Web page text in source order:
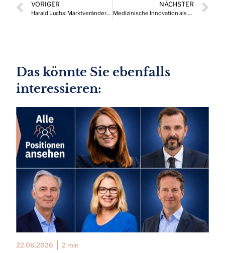
VORIGER
Harald Luchs: Marktveränderungen aktiv zu Wettbewerbsvorteilen machen
NÄCHSTER
Medizinische Innovation als möglicher Paradigmenwechsel in der Chemotherapie
Das könnte Sie ebenfalls
interessieren:
22.06.2026 2 min